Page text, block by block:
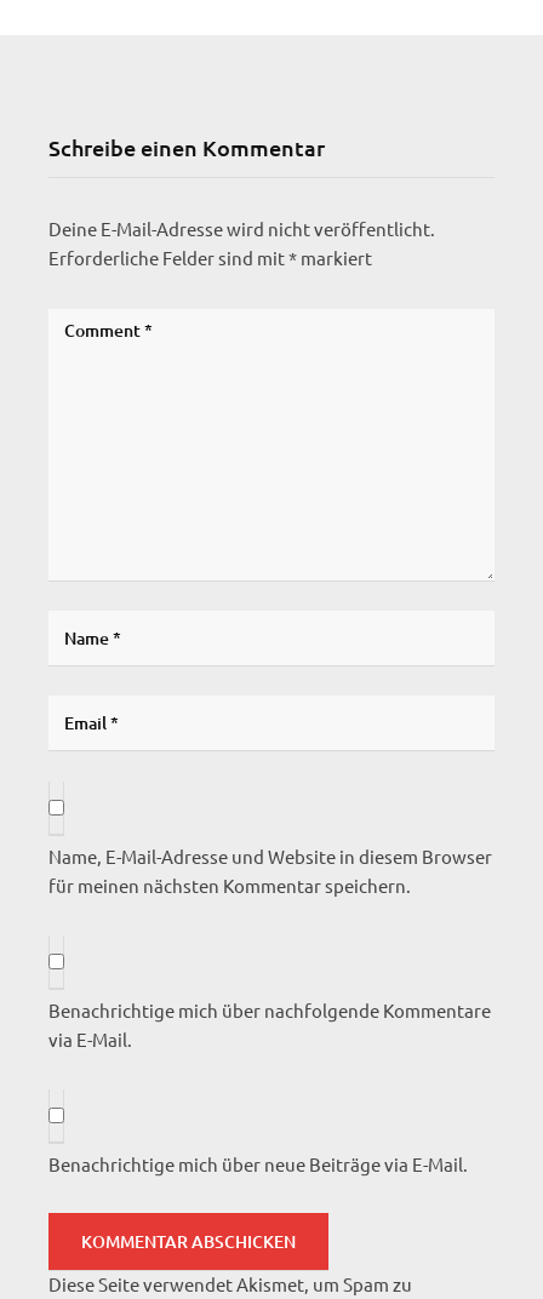
Schreibe einen Kommentar
Deine E-Mail-Adresse wird nicht veröffentlicht.
Erforderliche Felder sind mit* markiert
Name, E-Mail-Adresse und Website in diesem Browser
für meinen nächsten Kommentar speichern.
Benachrichtige mich über nachfolgende Kommentare
via E-Mail.
Benachrichtige mich über neue Beiträge via E-Mail.
Diese Seite verwendet Akismet, um Spam zu